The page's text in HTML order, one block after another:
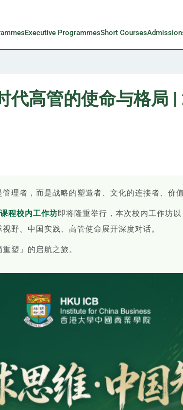
Executive ProgrammesShort Courses
代高管的使命与格局
理者，而是战略的塑造者、文化的连接者、价值
程校内工作坊即将隆重举行，本次校内工作坊以
野、中国实践、高管使命展开深度对话。
塑」的启航之旅。